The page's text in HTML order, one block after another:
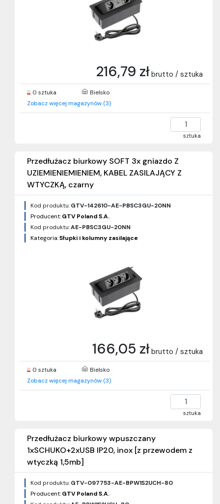
216,79 zł brutto / sztuka
0 sztuka
Bielsko
Zobacz więcej magazynów (3)
sztuka
Przedłużacz biurkowy SOFT 3x gniazdo Z
UZIEMIENIEMIENIEM, KABEL ZASILAJĄCY Z
WTYCZKĄ, czarny
Kod produktu:GTV-142610-AE-PBSC3GU-20NN
Producent:GTV Poland S.A.
Kod produktu:AE-PBSC3GU-20NN
Kategoria:Słupki i kolumny zasilające
166,05 zł brutto / sztuka
0 sztuka
Bielsko
Zobacz więcej magazynów (3)
sztuka
Przedłużacz biurkowy wpuszczany
1xSCHUKO+2xUSB IP20, inox [z przewodem z
wtyczką 1,5mb]
Kod produktu:GTV-097753-AE-BPW1S2UCH-80
Producent:GTV Poland S.A.